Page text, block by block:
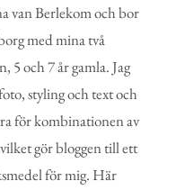
van Berlekom och bor
med mina två
5 och 7 år gamla. Jag
styling och text och
för kombinationen av
gör bloggen till ett
för mig. Här